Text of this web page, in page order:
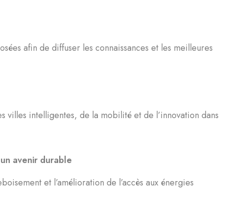
afin de diffuser les connaissances et les meilleures
villes intelligentes, de la mobilité et de l’innovation dans
avenir durable
et l’amélioration de l’accès aux énergies